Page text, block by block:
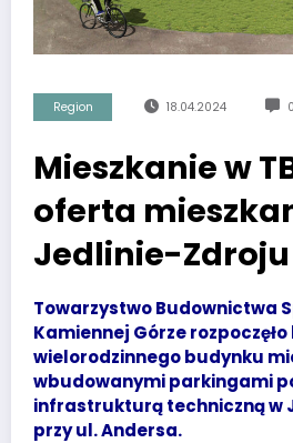
Region 18.04.2024
Mieszkanie w
oferta
Jedlinie-Zdroju
Towarzystwo Budownictwa
Kamiennej Górze
wielorodzinnego budynku
wbudowanymi parkingami
infrastrukturą techniczną w
przy ul. Andersa.